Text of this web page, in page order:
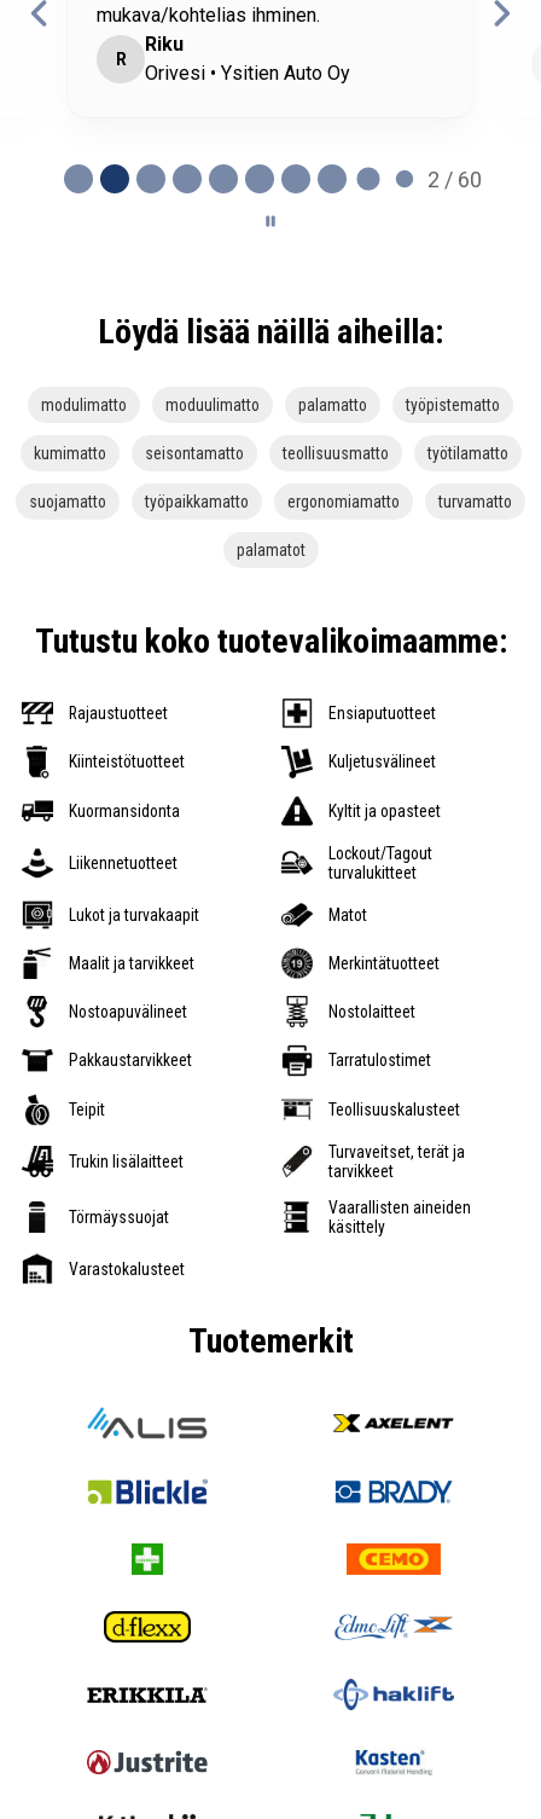
mukava/kohtelias ihminen.
R
Riku
Orivesi • Ysitien Auto Oy
2 / 60
Löydä lisää näillä aiheilla:
modulimatto moduulimatto palamatto työpistematto
kumimatto seisontamatto teollisuusmatto työtilamatto
suojamatto työpaikkamatto ergonomiamatto turvamatto
palamatot
Tutustu koko tuotevalikoimaamme:
Rajaustuotteet Ensiaputuotteet
Kiinteistötuotteet Kuljetusvälineet
Kuormansidonta Kyltit ja opasteet
Liikennetuotteet
Lockout/Tagout
turvalukitteet
Lukot ja turvakaapit Matot
Maalit ja tarvikkeet Merkintätuotteet
Nostoapuvälineet Nostolaitteet
Pakkaustarvikkeet Tarratulostimet
Teipit Teollisuuskalusteet
Trukin lisälaitteet
Turvaveitset, terät ja
tarvikkeet
Törmäyssuojat
Vaarallisten aineiden
käsittely
Varastokalusteet
Tuotemerkit